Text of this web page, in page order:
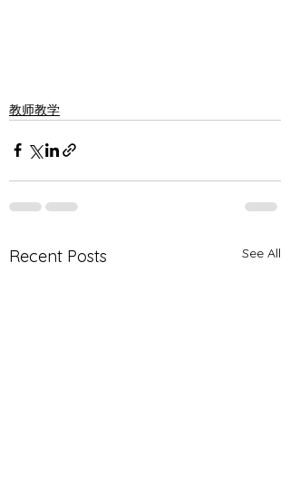
教师教学
Recent Posts See All